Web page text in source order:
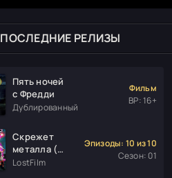
ПОСЛЕДНИЕ РЕЛИЗЫ
Пять ночей
с Фредди
Дублированный
Фильм
ВР: 16+
Скрежет
металла (1
сезон)
LostFilm
Эпизоды: 10 из 10
Сезон: 01